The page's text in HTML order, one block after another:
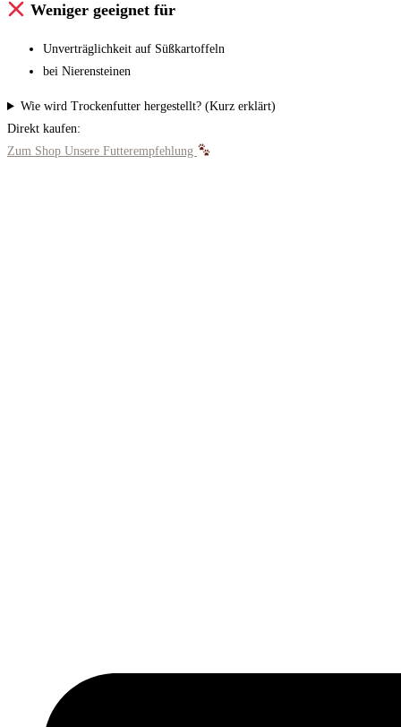
Weniger geeignet für
Unverträglichkeit auf Süßkartoffeln
bei Nierensteinen
Wie wird Trockenfutter hergestellt? (Kurz erklärt)
Direkt kaufen:
Zum Shop Unsere Futterempfehlung